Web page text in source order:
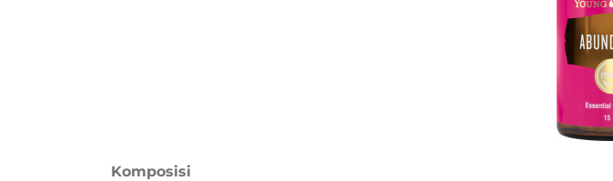
Komposisi